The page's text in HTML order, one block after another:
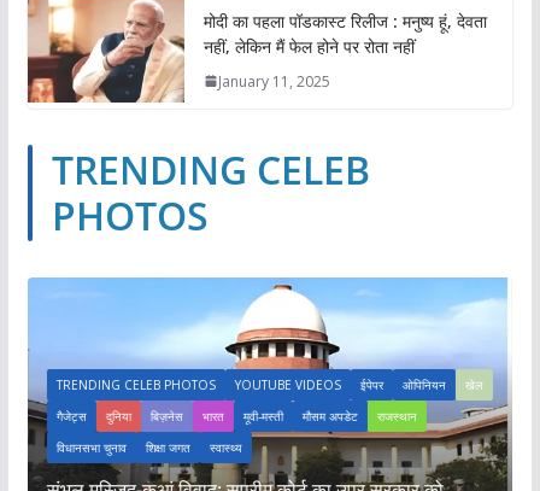
मोदी का पहला पॉडकास्ट रिलीज : मनुष्य हूं, देवता
नहीं, लेकिन मैं फेल होने पर रोता नहीं
January 11, 2025
TRENDING CELEB
PHOTOS
TRENDING CELEB PHOTOS YOUTUBE VIDEOS ईपेपर ओपिनियन
खेल
गैजेट्स
दुनिया बिज़नेस भारत मूवी-मस्ती मौसम अपडेट
राजस्थान
विधानसभा चुनाव
शिक्षा जगत स्वास्थ्य